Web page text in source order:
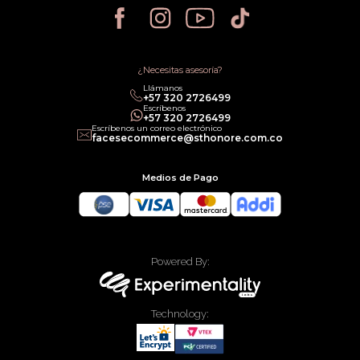
Política de Privacidad
Política de Cancelación
Política legal de Gift Cards¿Necesitas asesoría?
Llámanos
‎+57 320 2726499
Escríbenos
‎+57 320 2726499
Escríbenos un correo electrónico
facesecommerce@sthonore.com.co
Medios de Pago
Powered By:
Technology: